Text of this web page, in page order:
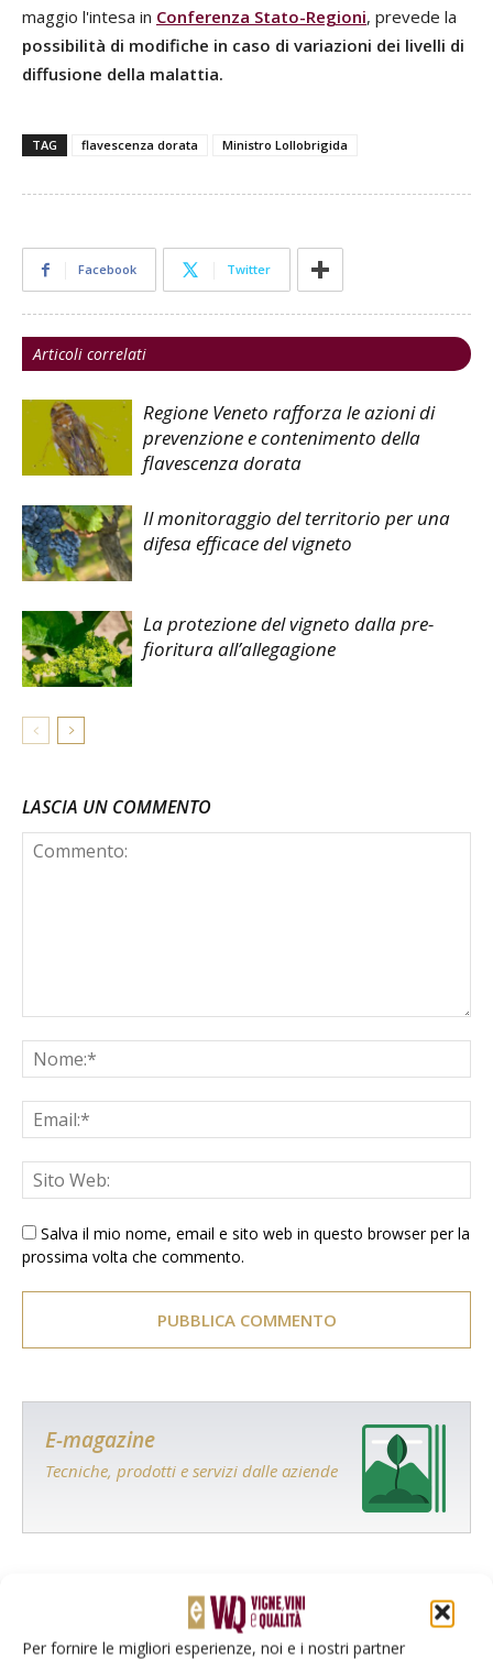
Per fornire le migliori esperienze, noi e i nostri partner
maggio l'intesa in Conferenza Stato-Regioni, prevede la
possibilità di modifiche in caso di variazioni dei livelli di
diffusione della malattia.
TAG flavescenza dorata Ministro Lollobrigida
Facebook Twitter
Articoli correlati
Regione Veneto rafforza le azioni di
prevenzione e contenimento della
flavescenza dorata
Il monitoraggio del territorio per una
difesa efficace del vigneto
La protezione del vigneto dalla pre-
fioritura all’allegagione
LASCIA UN COMMENTO
Salva il mio nome, email e sito web in questo browser per la
prossima volta che commento.
E-magazine
Tecniche, prodotti e servizi dalle aziende